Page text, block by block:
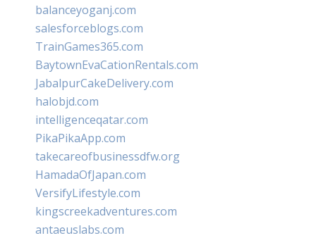
balanceyoganj.com
salesforceblogs.com
TrainGames365.com
BaytownEvaCationRentals.com
JabalpurCakeDelivery.com
halobjd.com
intelligenceqatar.com
PikaPikaApp.com
takecareofbusinessdfw.org
HamadaOfJapan.com
VersifyLifestyle.com
kingscreekadventures.com
antaeuslabs.com